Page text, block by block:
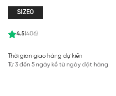
4.5(406)
SIZE0
Thời gian giao hàng dự kiến
Từ 3 đến 5 ngày kể từ ngày đặt hàng